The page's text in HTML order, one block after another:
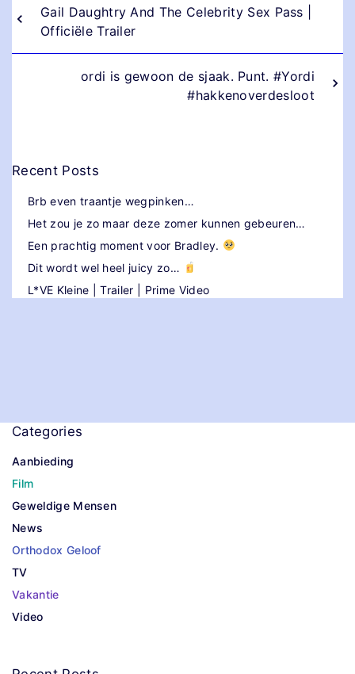
Gail Daughtry And The Celebrity Sex Pass |
Officiële Trailer
ordi is gewoon de sjaak. Punt. #Yordi
#hakkenoverdesloot
Recent Posts
Brb even traantje wegpinken…
Het zou je zo maar deze zomer kunnen gebeuren…
Een prachtig moment voor Bradley.
Dit wordt wel heel juicy zo…
L*VE Kleine | Trailer | Prime Video
Categories
Aanbieding
Film
Geweldige Mensen
News
Orthodox Geloof
TV
Vakantie
Video